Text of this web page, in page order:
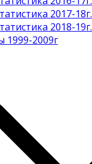
2017-18г.
2018-19г.
1999-2009г